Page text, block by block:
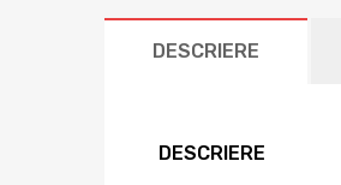
DESCRIERE
DESCRIERE